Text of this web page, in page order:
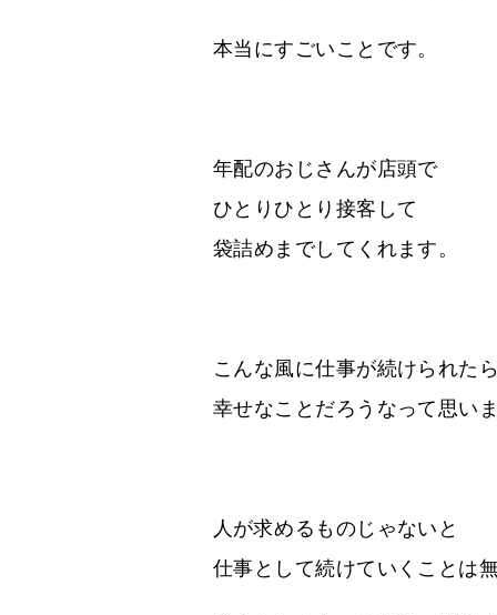
本当にすごいことです。
年配のおじさんが店頭で
ひとりひとり接客して
袋詰めまでしてくれます。
こんな風に仕事が続けられたら
幸せなことだろうなって思いま
人が求めるものじゃないと
仕事として続けていくことは無